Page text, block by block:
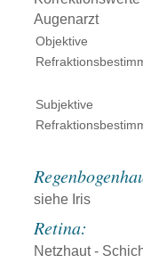
Augenarzt
Objektive
Subjektive
siehe Iris
Retina:
Netzhaut -